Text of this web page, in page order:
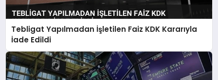
Tebligat Yapılmadan İşletilen Faiz KDK Kararıyla
İade Edildi